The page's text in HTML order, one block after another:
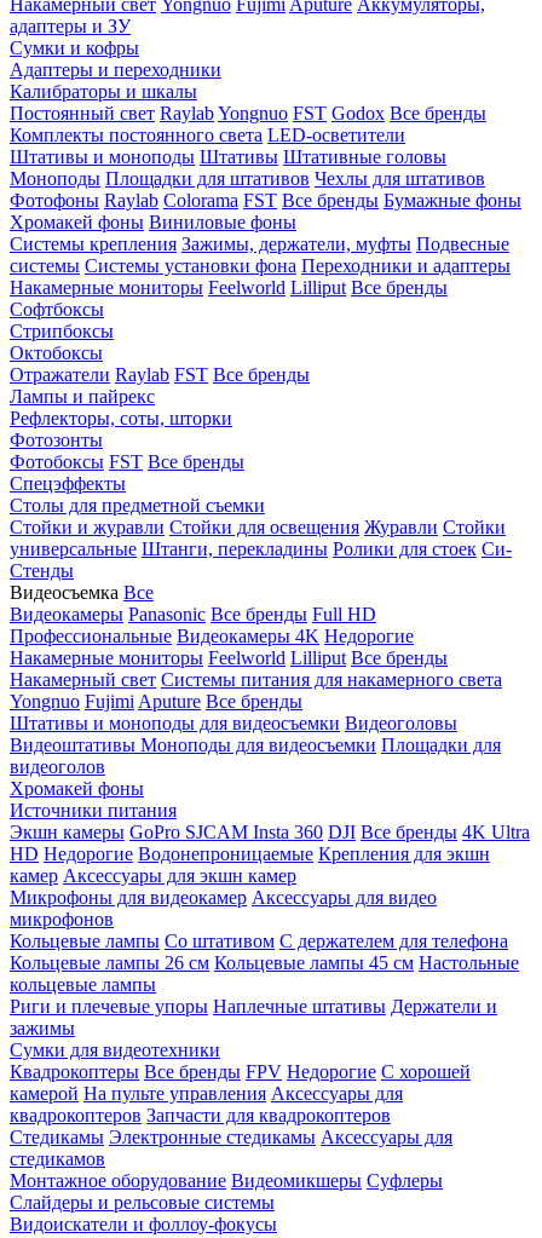
Накамерный свет Yongnuo Fujimi Aputure Аккумуляторы,
адаптеры и ЗУ
Сумки и кофры
Адаптеры и переходники
Калибраторы и шкалы
Постоянный свет RaylabYongnuo FST Godox Все бренды
Комплекты постоянного света LED-осветители
Штативы и моноподы Штативы Штативные головы
Моноподы Площадки для штативов Чехлы для штативов
Фотофоны Raylab Colorama FST Все бренды Бумажные фоны
Хромакей фоны Виниловые фоны
Системы крепления Зажимы, держатели, муфты Подвесные
системы Системы установки фона Переходники и адаптеры
Накамерные мониторы Feelworld Lilliput Все бренды
Софтбоксы
Стрипбоксы
Октобоксы
Отражатели Raylab FST Все бренды
Лампы и пайрекс
Рефлекторы, соты, шторки
Фотозонты
Фотобоксы FST Все бренды
Спецэффекты
Столы для предметной съемки
Стойки и журавли Стойки для освещения Журавли Стойки
универсальные Штанги, перекладины Ролики для стоек Си-
Стенды
Видеосъемка Все
Видеокамеры Panasonic Все бренды Full HD
Профессиональные Видеокамеры 4K Недорогие
Накамерные мониторы Feelworld Lilliput Все бренды
Накамерный свет Системы питания для накамерного света
Yongnuo Fujimi Aputure Все бренды
Штативы и моноподы для видеосъемки Видеоголовы
Видеоштативы Моноподы для видеосъемки Площадки для
видеоголов
Хромакей фоны
Источники питания
Экшн камеры GoPro SJCAM Insta 360 DJI Все бренды 4K Ultra
HD Недорогие Водонепроницаемые Крепления для экшн
камер Аксессуары для экшн камер
Микрофоны для видеокамер Аксессуары для видео
микрофонов
Кольцевые лампы Со штативом C держателем для телефона
Кольцевые лампы 26 см Кольцевые лампы 45 см Настольные
кольцевые лампы
Риги и плечевые упоры Наплечные штативы Держатели и
зажимы
Сумки для видеотехники
Квадрокоптеры Все бренды FPV Недорогие С хорошей
камерой На пульте управления Аксессуары для
квадрокоптеров Запчасти для квадрокоптеров
Стедикамы Электронные стедикамы Аксессуары для
стедикамов
Монтажное оборудование Видеомикшеры Суфлеры
Слайдеры и рельсовые системы
Видоискатели и фоллоу-фокусы